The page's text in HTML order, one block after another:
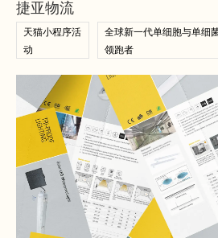
捷亚物流
天猫小程序活
动
全球新一代单细胞与单细
领跑者